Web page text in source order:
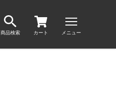
商品検索 カート メニュー